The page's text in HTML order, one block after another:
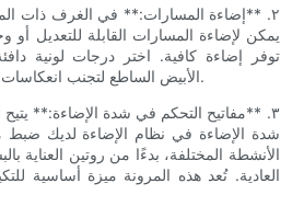
٢. **إضاءة المسارات:** في الغرف ذات
يمكن لإضاءة المسارات القابلة للتعديل أو
توفر إضاءة كافية. اختر درجات لونية
الأبيض الساطع لتجنب انعكاسات زرقاء اللون بشكل مفرط.
٣. **مفاتيح التحكم في شدة الإضاءة:**
شدة الإضاءة في نظام الإضاءة لديك
الأنشطة المختلفة، بدءًا من روتين العناية
العادية. تُعد هذه المرونة ميزة أساسية